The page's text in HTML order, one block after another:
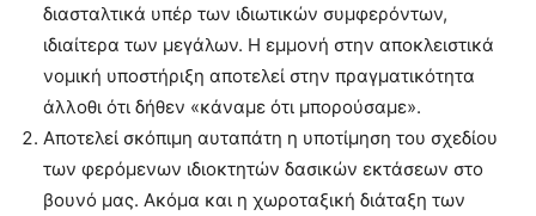
διασταλτικά υπέρ των ιδιωτικών συμφερόντων,
ιδιαίτερα των μεγάλων. Η εμμονή στην αποκλειστικά
νομική υποστήριξη αποτελεί στην πραγματικότητα
άλλοθι ότι δήθεν «κάναμε ότι μπορούσαμε».
Αποτελεί σκόπιμη αυταπάτη η υποτίμηση του σχεδίου
των φερόμενων ιδιοκτητών δασικών εκτάσεων στο
βουνό μας. Ακόμα και η χωροταξική διάταξη των